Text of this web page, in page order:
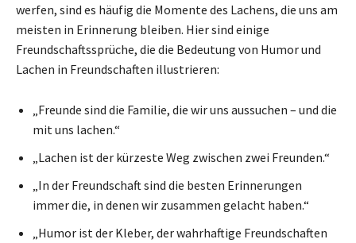
werfen, sind es häufig die Momente des Lachens, die uns am
meisten in Erinnerung bleiben. Hier sind einige
Freundschaftssprüche, die die Bedeutung von Humor und
Lachen in Freundschaften illustrieren:
„Freunde sind die Familie, die wir uns aussuchen – und die
mit uns lachen.“
„Lachen ist der kürzeste Weg zwischen zwei Freunden.“
„In der Freundschaft sind die besten Erinnerungen
immer die, in denen wir zusammen gelacht haben.“
„Humor ist der Kleber, der wahrhaftige Freundschaften